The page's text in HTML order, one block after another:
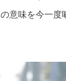
意味を今一度